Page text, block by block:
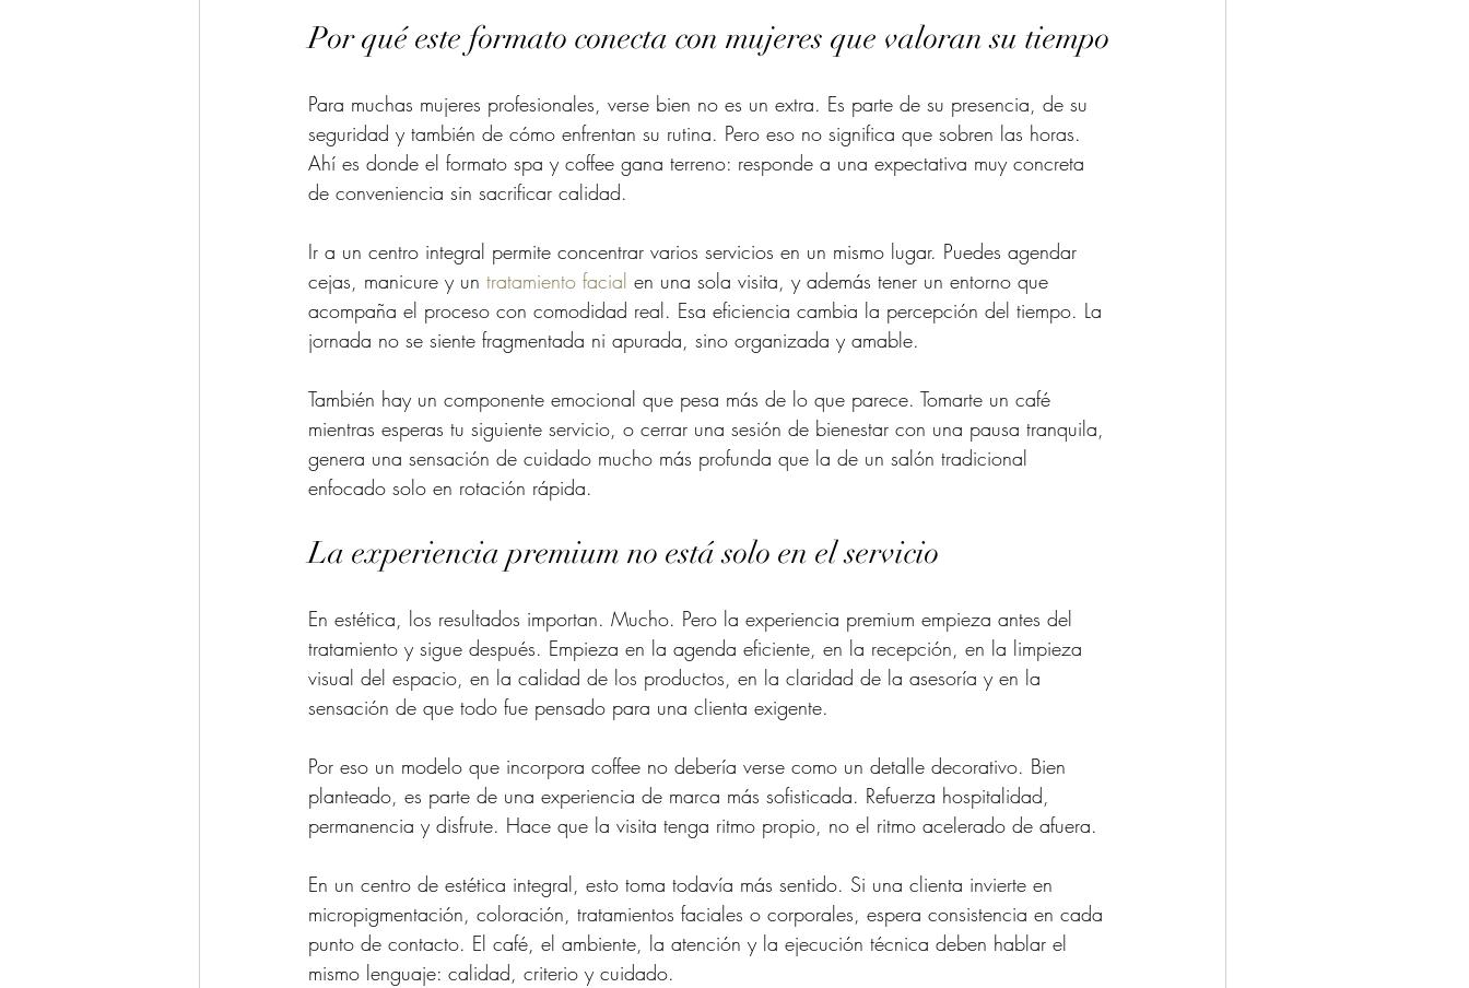
Por qué este formato conecta con mujeres que valoran su tiempo
Para muchas mujeres profesionales, verse bien no es un extra. Es parte de su presencia, de su
seguridad y también de cómo enfrentan su rutina. Pero eso no significa que sobren las horas.
Ahí es donde el formato spa y coffee gana terreno: responde a una expectativa muy concreta
de conveniencia sin sacrificar calidad.
Ir a un centro integral permite concentrar varios servicios en un mismo lugar. Puedes agendar
cejas, manicure y un tratamiento facial en una sola visita, y además tener un entorno que
acompaña el proceso con comodidad real. Esa eficiencia cambia la percepción del tiempo. La
jornada no se siente fragmentada ni apurada, sino organizada y amable.
También hay un componente emocional que pesa más de lo que parece. Tomarte un café
mientras esperas tu siguiente servicio, o cerrar una sesión de bienestar con una pausa tranquila,
genera una sensación de cuidado mucho más profunda que la de un salón tradicional
enfocado solo en rotación rápida.
La experiencia premium no está solo en el servicio
En estética, los resultados importan. Mucho. Pero la experiencia premium empieza antes del
tratamiento y sigue después. Empieza en la agenda eficiente, en la recepción, en la limpieza
visual del espacio, en la calidad de los productos, en la claridad de la asesoría y en la
sensación de que todo fue pensado para una clienta exigente.
Por eso un modelo que incorpora coffee no debería verse como un detalle decorativo. Bien
planteado, es parte de una experiencia de marca más sofisticada. Refuerza hospitalidad,
permanencia y disfrute. Hace que la visita tenga ritmo propio, no el ritmo acelerado de afuera.
En un centro de estética integral, esto toma todavía más sentido. Si una clienta invierte en
micropigmentación, coloración, tratamientos faciales o corporales, espera consistencia en cada
punto de contacto. El café, el ambiente, la atención y la ejecución técnica deben hablar el
mismo lenguaje: calidad, criterio y cuidado.